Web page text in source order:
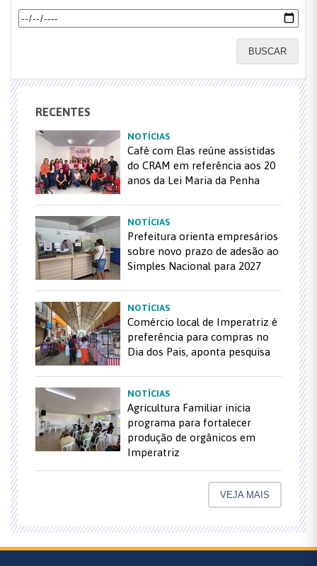
BUSCAR
RECENTES
NOTÍCIAS
Café com Elas reúne assistidas
do CRAM em referência aos 20
anos da Lei Maria da Penha
NOTÍCIAS
Prefeitura orienta empresários
sobre novo prazo de adesão ao
Simples Nacional para 2027
NOTÍCIAS
Comércio local de Imperatriz é
preferência para compras no
Dia dos Pais, aponta pesquisa
NOTÍCIAS
Agricultura Familiar inicia
programa para fortalecer
produção de orgânicos em
Imperatriz
VEJA MAIS